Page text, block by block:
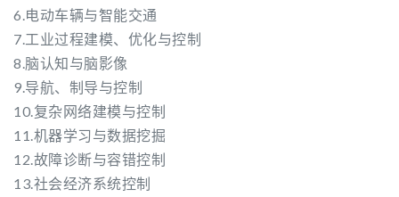
6.电动车辆与智能交通
7.工业过程建模、优化与控制
8.脑认知与脑影像
9.导航、制导与控制
10.复杂网络建模与控制
11.机器学习与数据挖掘
12.故障诊断与容错控制
13.社会经济系统控制